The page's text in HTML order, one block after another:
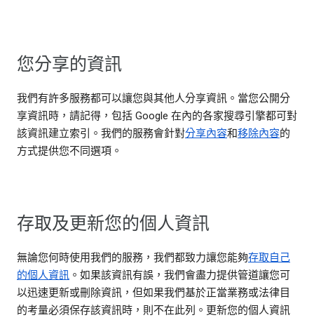
您分享的資訊
我們有許多服務都可以讓您與其他人分享資訊。當您公開分
享資訊時，請記得，包括 Google 在內的各家搜尋引擎都可對
該資訊建立索引。我們的服務會針對分享內容和移除內容的
方式提供您不同選項。
存取及更新您的個人資訊
無論您何時使用我們的服務，我們都致力讓您能夠存取自己
的個人資訊 。如果該資訊有誤，我們會盡力提供管道讓您可
以迅速更新或刪除資訊，但如果我們基於正當業務或法律目
的考量必須保存該資訊時，則不在此列。更新您的個人資訊